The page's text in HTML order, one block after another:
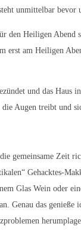
unmittelbar
Heiligen
am Heiligen
und das
die Augen treibt und
Zeit
Glas Wein oder
das